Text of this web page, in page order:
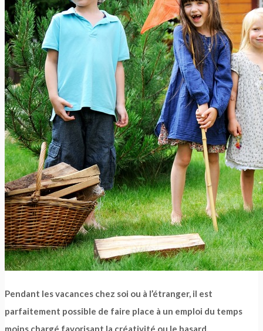
Pendant les vacances chez soi ou à l’étranger, il est
parfaitement possible de faire place à un emploi du temps
moins chargé favorisant la créativité ou le hasard.